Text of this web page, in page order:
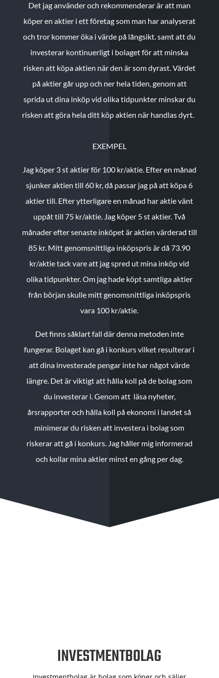
Det jag använder och rekommenderar är att man
köper en aktier i ett företag som man har analyserat
och tror kommer öka i värde på långsikt. samt att du
investerar kontinuerligt i bolaget för att minska
risken att köpa aktien när den är som dyrast. Värdet
på aktier går upp och ner hela tiden, genom att
sprida ut dina inköp vid olika tidpunkter minskar du
risken att göra hela ditt köp aktien när handlas dyrt.
EXEMPEL
Jag köper 3 st aktier för 100 kr/aktie. Efter en månad
sjunker aktien till 60 kr, då passar jag på att köpa 6
aktier till. Efter ytterligare en månad har aktie vänt
uppåt till 75 kr/aktie. Jag köper 5 st aktier.Två
månader efter senaste inköpet är aktien värderad till
85 kr. Mitt genomsnittliga inköpspris är då 73.90
kr/aktie tack vare att jag spred ut mina inköp vid
olika tidpunkter. Om jag hade köpt samtliga aktier
från början skulle mitt genomsnittliga inköpspris
vara 100 kr/aktie.
Det finns såklart fall där denna metoden inte
fungerar. Bolaget kan gå i konkurs vilket resulterar i
att dina investerade pengar inte har något värde
längre. Det är viktigt att hålla koll på de bolag som
du investerar i. Genom att läsa nyheter,
årsrapporter och hålla koll på ekonomi i landet så
minimerar du risken att investera i bolag som
riskerar att gå i konkurs. Jag håller mig informerad
och kollar mina aktier minst en gång per dag.
INVESTMENTBOLAG